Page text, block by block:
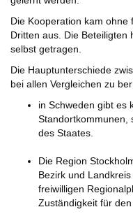
Die Kooperation kam ohne
Dritten aus. Die Beteiligten
selbst getragen.
Die Hauptunterschiede
bei allen Vergleichen zu
in Schweden gibt es
Standortkommunen,
des Staates.
Die Region
Bezirk und
freiwilligen
Zuständigkeit für den